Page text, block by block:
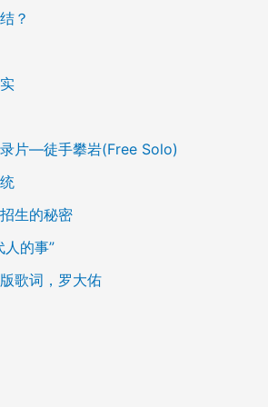
？
片—徒手攀岩(Free Solo)
生的秘密
人的事”
歌词，罗大佑